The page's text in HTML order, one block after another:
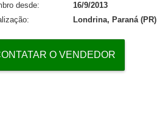
desde:
16/9/2013
Londrina, Paraná (PR)
O VENDEDOR